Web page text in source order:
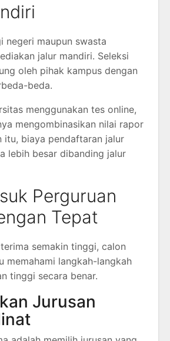
negeri maupun swasta
jalur mandiri. Seleksi
oleh pihak kampus dengan
beda.
menggunakan tes online,
mengombinasikan nilai rapor
itu, biaya pendaftaran jalur
lebih besar dibanding jalur
Perguruan
Tepat
semakin tinggi, calon
memahami langkah-langkah
tinggi secara benar.
Jurusan